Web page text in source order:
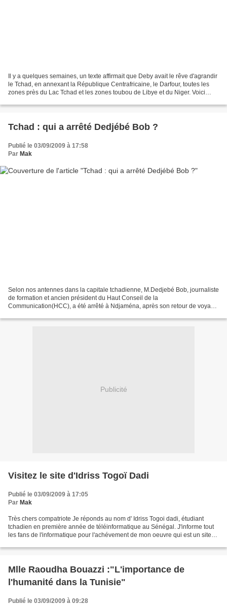
Il y a quelques semaines, un texte affirmait que Deby avait le rêve d'agrandir
le Tchad, en annexant la République Centrafricaine, le Darfour, toutes les
zones près du Lac Tchad et les zones toubou de Libye et du Niger. Voici
Tchad : qui a arrêté Dedjébé Bob ?
Publié le 03/09/2009 à 17:58
Par Mak
Selon nos antennes dans la capitale tchadienne, M.Dedjebé Bob, journaliste
de formation et ancien président du Haut Conseil de la
Communication(HCC), a été arrêté à Ndjaména, après son retour de voyage
Publicité
Visitez le site d'Idriss Togoï Dadi
Publié le 03/09/2009 à 17:05
Par Mak
Très chers compatriote Je réponds au nom d' Idriss Togoi dadi, étudiant
tchadien en première année de téléinformatique au Sénégal. J'informe tout
les fans de l'informatique pour l'achévement de mon oeuvre qui est un site
Mlle Raoudha Bouazzi :"L'importance de
l'humanité dans la Tunisie"
Publié le 03/09/2009 à 09:28